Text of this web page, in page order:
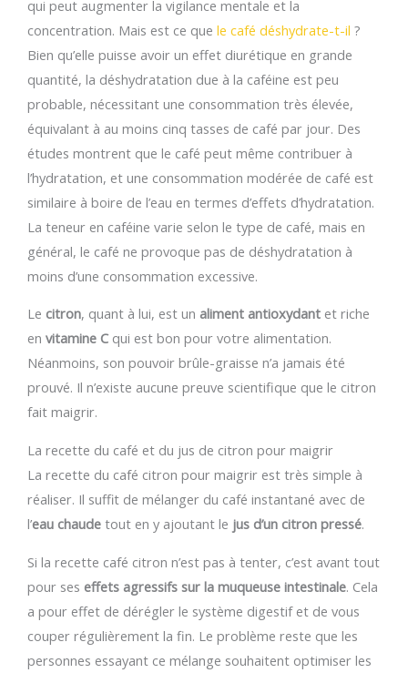
qui peut augmenter la vigilance mentale et la
concentration. Mais est ce que le café déshydrate-t-il ?
Bien qu’elle puisse avoir un effet diurétique en grande
quantité, la déshydratation due à la caféine est peu
probable, nécessitant une consommation très élevée,
équivalant à au moins cinq tasses de café par jour. Des
études montrent que le café peut même contribuer à
l’hydratation, et une consommation modérée de café est
similaire à boire de l’eau en termes d’effets d’hydratation.
La teneur en caféine varie selon le type de café, mais en
général, le café ne provoque pas de déshydratation à
moins d’une consommation excessive.
Le citron, quant à lui, est un aliment antioxydant et riche
en vitamine C qui est bon pour votre alimentation.
Néanmoins, son pouvoir brûle-graisse n’a jamais été
prouvé. Il n’existe aucune preuve scientifique que le citron
fait maigrir.
La recette du café et du jus de citron pour maigrir
La recette du café citron pour maigrir est très simple à
réaliser. Il suffit de mélanger du café instantané avec de
l’eau chaude tout en y ajoutant le jus d’un citron pressé.
Si la recette café citron n’est pas à tenter, c’est avant tout
pour ses effets agressifs sur la muqueuse intestinale. Cela
a pour effet de dérégler le système digestif et de vous
couper régulièrement la fin. Le problème reste que les
personnes essayant ce mélange souhaitent optimiser les